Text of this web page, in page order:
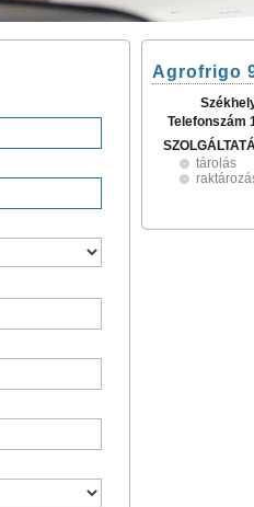
Agrofrigo
Telefonszám
tárolás